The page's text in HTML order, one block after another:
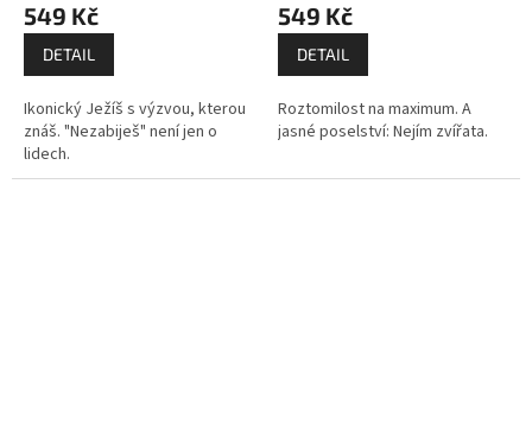
549 Kč
DETAIL
Ikonický Ježíš s výzvou, kterou
znáš. "Nezabiješ" není jen o
lidech.
549 Kč
DETAIL
Roztomilost na maximum. A
jasné poselství: Nejím zvířata.